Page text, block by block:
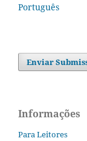
Português
Enviar
Informações
Para Leitores